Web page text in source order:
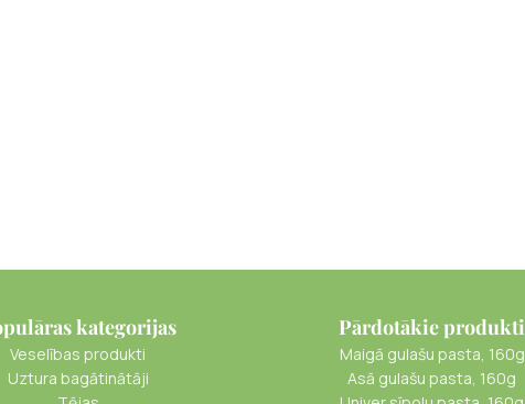
kategorijas
Veselības produkti
Uztura bagātinātāji
Pārdotākie produkti
Maigā gulašu pasta, 160g
Asā gulašu pasta, 160g